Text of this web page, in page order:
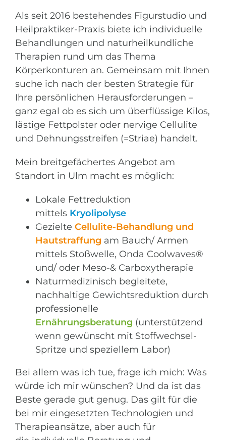
Als seit 2016 bestehendes Figurstudio und
Heilpraktiker-Praxis biete ich individuelle
Behandlungen und naturheilkundliche
Therapien rund um das Thema
Körperkonturen an. Gemeinsam mit Ihnen
suche ich nach der besten Strategie für
Ihre persönlichen Herausforderungen –
ganz egal ob es sich um überflüssige Kilos,
lästige Fettpolster oder nervige Cellulite
und Dehnungsstreifen (=Striae) handelt.
Mein breitgefächertes Angebot am
Standort in Ulm macht es möglich:
Lokale Fettreduktion
mittels Kryolipolyse
Gezielte Cellulite-Behandlung und
Hautstraffung am Bauch/ Armen
mittels Stoßwelle, Onda Coolwaves®
und/ oder Meso-& Carboxytherapie
Naturmedizinisch begleitete,
nachhaltige Gewichtsreduktion durch
professionelle
Ernährungsberatung (unterstützend
wenn gewünscht mit Stoffwechsel-
Spritze und speziellem Labor)
Bei allem was ich tue, frage ich mich: Was
würde ich mir wünschen? Und da ist das
Beste gerade gut genug. Das gilt für die
bei mir eingesetzten Technologien und
Therapieansätze, aber auch für